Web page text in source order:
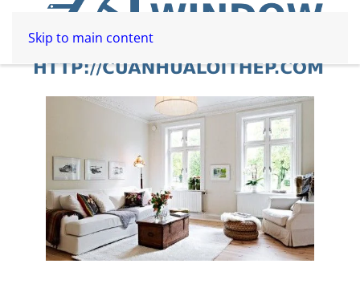
Skip to main content